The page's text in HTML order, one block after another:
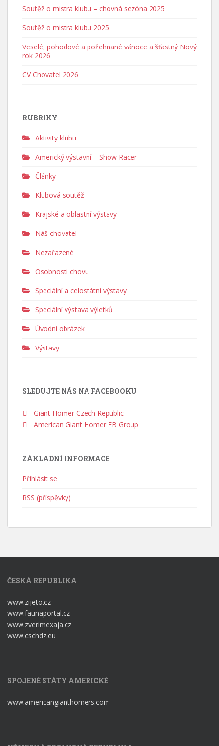
Soutěž o mistra klubu – chovná sezóna 2025
Soutěž o mistra klubu 2025
Veselé, pohodové a požehnané vánoce a šťastný Nový
rok 2026
CV Chovatel 2026
RUBRIKY
Aktivity klubu
Americký výstavní – Show Racer
Články
Klubová soutěž
Krajské a oblastní výstavy
Náš chovatel
Nezařazené
Osobnosti chovu
Speciální a celostátní výstavy
Speciální výstava výletků
Úvodní obrázek
Výstavy
SLEDUJTE NÁS NA FACEBOOKU
Giant Homer Czech Republic
American Giant Homer FB Group
ZÁKLADNÍ INFORMACE
Přihlásit se
RSS (příspěvky)
ČESKÁ REPUBLIKA
www.zijeto.cz
www.faunaportal.cz
www.zverimexaja.cz
www.cschdz.eu
SPOJENÉ STÁTY AMERICKÉ
www.americangianthomers.com